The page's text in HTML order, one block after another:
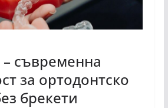
съвременна
за ортодонтско
брекети